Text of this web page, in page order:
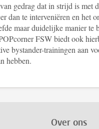
gedrag dat in strijd is met
dan te interveniëren en het
maar duidelijke manier te
FSW biedt ook
bystander-trainingen aan
hebben.
Over ons